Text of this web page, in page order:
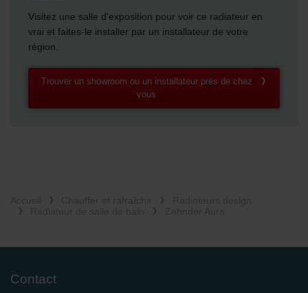
Visitez une salle d'exposition pour voir ce radiateur en
vrai et faites-le installer par un installateur de votre
région.
Trouver un showroom ou un installateur près de chez
vous
Contact